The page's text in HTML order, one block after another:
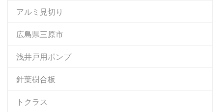
アルミ見切り
広島県三原市
浅井戸用ポンプ
針葉樹合板
トクラス